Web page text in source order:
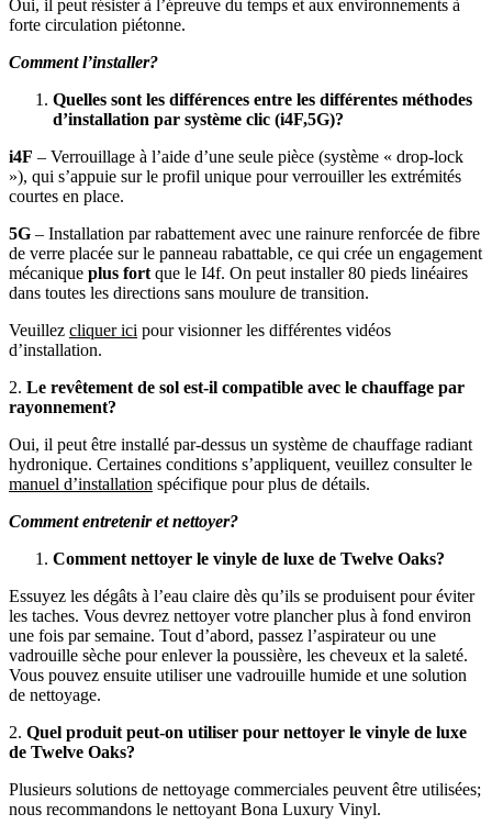
Oui, il peut résister à l’épreuve du temps et aux environnements à
forte circulation piétonne.
Comment l’installer?
Quelles sont les différences entre les différentes méthodes
d’installation par système clic (i4F,5G)?
i4F – Verrouillage à l’aide d’une seule pièce (système « drop-lock
»), qui s’appuie sur le profil unique pour verrouiller les extrémités
courtes en place.
5G – Installation par rabattement avec une rainure renforcée de fibre
de verre placée sur le panneau rabattable, ce qui crée un engagement
mécanique plus fort que le I4f. On peut installer 80 pieds linéaires
dans toutes les directions sans moulure de transition.
Veuillez cliquer ici pour visionner les différentes vidéos
d’installation.
2. Le revêtement de sol est-il compatible avec le chauffage par
rayonnement?
Oui, il peut être installé par-dessus un système de chauffage radiant
hydronique. Certaines conditions s’appliquent, veuillez consulter le
manuel d’installation spécifique pour plus de détails.
Comment entretenir et nettoyer?
Comment nettoyer le vinyle de luxe de Twelve Oaks?
Essuyez les dégâts à l’eau claire dès qu’ils se produisent pour éviter
les taches. Vous devrez nettoyer votre plancher plus à fond environ
une fois par semaine. Tout d’abord, passez l’aspirateur ou une
vadrouille sèche pour enlever la poussière, les cheveux et la saleté.
Vous pouvez ensuite utiliser une vadrouille humide et une solution
de nettoyage.
2. Quel produit peut-on utiliser pour nettoyer le vinyle de luxe
de Twelve Oaks?
Plusieurs solutions de nettoyage commerciales peuvent être utilisées;
nous recommandons le nettoyant Bona Luxury Vinyl.